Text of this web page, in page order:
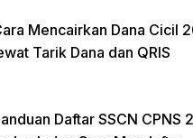
Mencairkan Dana Cicil
Tarik Dana dan QRIS
Daftar SSCN CPNS